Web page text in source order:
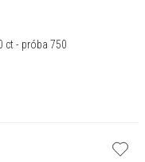
ct - próba 750